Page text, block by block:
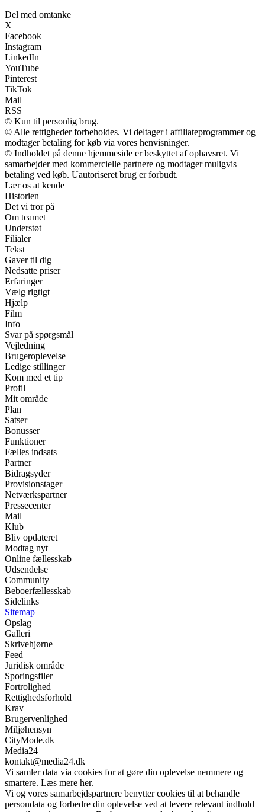
Del med omtanke
X
Facebook
Instagram
LinkedIn
YouTube
Pinterest
TikTok
Mail
RSS
© Kun til personlig brug.
© Alle rettigheder forbeholdes. Vi deltager i affiliateprogrammer og
modtager betaling for køb via vores henvisninger.
© Indholdet på denne hjemmeside er beskyttet af ophavsret. Vi
samarbejder med kommercielle partnere og modtager muligvis
betaling ved køb. Uautoriseret brug er forbudt.
Lær os at kende
Historien
Det vi tror på
Om teamet
Understøt
Filialer
Tekst
Gaver til dig
Nedsatte priser
Erfaringer
Vælg rigtigt
Hjælp
Film
Info
Svar på spørgsmål
Vejledning
Brugeroplevelse
Ledige stillinger
Kom med et tip
Profil
Mit område
Plan
Satser
Bonusser
Funktioner
Fælles indsats
Partner
Bidragsyder
Provisionstager
Netværkspartner
Pressecenter
Mail
Klub
Bliv opdateret
Modtag nyt
Online fællesskab
Udsendelse
Community
Beboerfællesskab
Sidelinks
Sitemap
Opslag
Galleri
Skrivehjørne
Feed
Juridisk område
Sporingsfiler
Fortrolighed
Rettighedsforhold
Krav
Brugervenlighed
Miljøhensyn
CityMode.dk
Media24
kontakt@media24.dk
Vi samler data via cookies for at gøre din oplevelse nemmere og
smartere. Læs mere her.
Vi og vores samarbejdspartnere benytter cookies til at behandle
persondata og forbedre din oplevelse ved at levere relevant indhold